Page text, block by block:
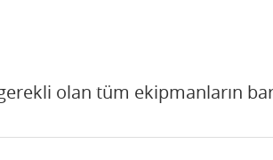
olan tüm ekipmanların